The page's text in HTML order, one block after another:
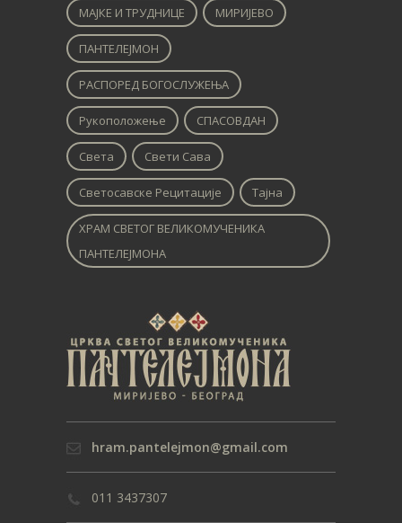
МАЈКЕ И ТРУДНИЦЕ МИРИЈЕВО
ПАНТЕЛЕЈМОН
РАСПОРЕД БОГОСЛУЖЕЊА
Рукоположење СПАСОВДАН
Света Свети Сава
Светосавске Рецитације Тајна
ХРАМ СВЕТОГ ВЕЛИКОМУЧЕНИКА
ПАНТЕЛЕЈМОНА
hram.pantelejmon@gmail.com
011 3437307